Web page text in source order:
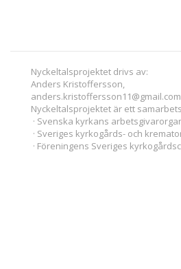
Nyckeltalsprojektet drivs av:
Anders Kristoffersson,
Nyckeltalsprojektet är ett
· Svenska kyrkans
· Sveriges kyrkogårds- och
· Föreningens Sveriges